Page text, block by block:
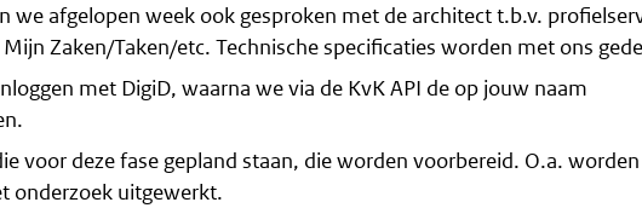
we afgelopen week ook gesproken met de architect t.b.v.
Zaken/Taken/etc. Technische specificaties worden met ons
met DigiD, waarna we via de KvK API de op jouw naam
voor deze fase gepland staan, die worden voorbereid. O.a.
onderzoek uitgewerkt.